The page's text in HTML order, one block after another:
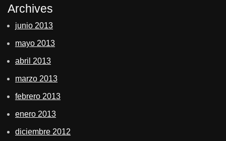
Archives
junio 2013
mayo 2013
abril 2013
marzo 2013
febrero 2013
enero 2013
diciembre 2012